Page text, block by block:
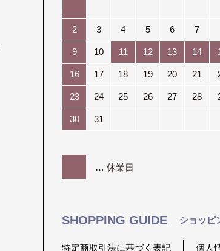
2 3 4 5 6 7
9 10 11 12 13 14
16 17 18 19 20 21
23 24 25 26 27 28
30 31
… 休業日
SHOPPING GUIDE ショッピ
特定商取引法に基づく表記 個人